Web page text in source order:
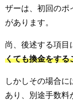
ザーは、初回のポ
があります。
尚、後述する項目
くても換金をする
しかしその場合
あり、別途手数料